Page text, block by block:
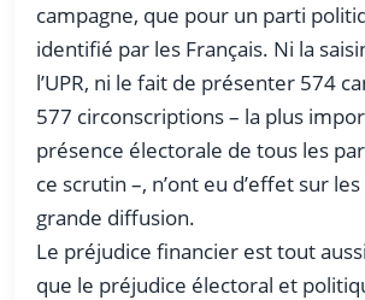
campagne, que pour un parti
identifié par les Français. Ni la
l’UPR, ni le fait de présenter 574
577 circonscriptions – la plus
présence électorale de tous les
ce scrutin –, n’ont eu d’effet sur
grande diffusion.
Le préjudice financier est tout
que le préjudice électoral et